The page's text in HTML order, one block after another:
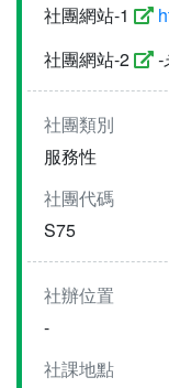
社團網站-1
社團網站-2
-
社團類別
服務性
社團代碼
S75
社辦位置
-
社課地點